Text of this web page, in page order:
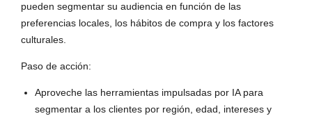
pueden segmentar su audiencia en función de las
preferencias locales, los hábitos de compra y los factores
culturales.
Paso de acción:
Aproveche las herramientas impulsadas por IA para
segmentar a los clientes por región, edad, intereses y